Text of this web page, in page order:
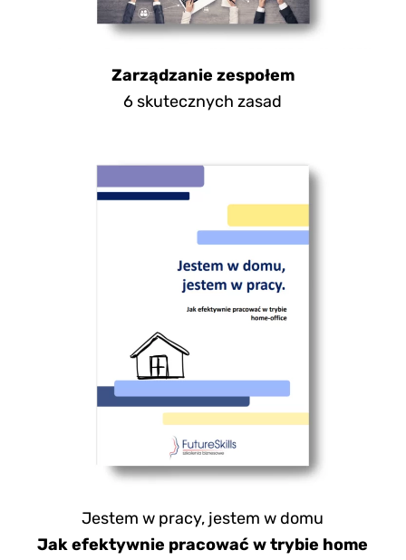
Zarządzanie zespołem
6 skutecznych zasad
Jestem w pracy, jestem w domu
Jak efektywnie pracować w trybie home